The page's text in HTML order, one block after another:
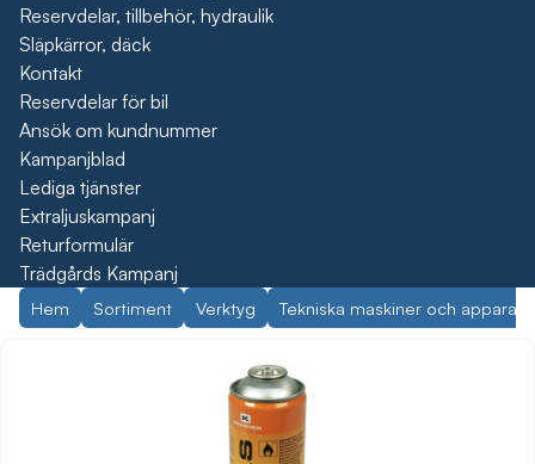
Reservdelar, tillbehör, hydraulik
Släpkärror, däck
Kontakt
Reservdelar för bil
Ansök om kundnummer
Kampanjblad
Lediga tjänster
Extraljuskampanj
Returformulär
Trädgårds Kampanj
Hem Sortiment Verktyg Tekniska maskiner och